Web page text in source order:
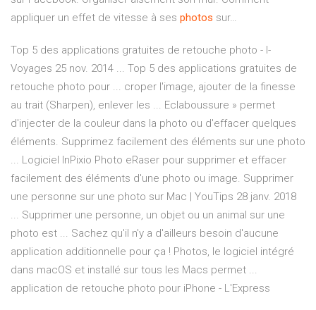
appliquer un effet de vitesse à ses photos sur…
Top 5 des applications gratuites de retouche photo - I-
Voyages 25 nov. 2014 ... Top 5 des applications gratuites de
retouche photo pour ... croper l'image, ajouter de la finesse
au trait (Sharpen), enlever les ... Eclaboussure » permet
d'injecter de la couleur dans la photo ou d'effacer quelques
éléments. Supprimez facilement des éléments sur une photo
... Logiciel InPixio Photo eRaser pour supprimer et effacer
facilement des éléments d'une photo ou image. Supprimer
une personne sur une photo sur Mac | YouTips 28 janv. 2018
... Supprimer une personne, un objet ou un animal sur une
photo est ... Sachez qu'il n'y a d'ailleurs besoin d'aucune
application additionnelle pour ça ! Photos, le logiciel intégré
dans macOS et installé sur tous les Macs permet ...
application de retouche photo pour iPhone - L'Express